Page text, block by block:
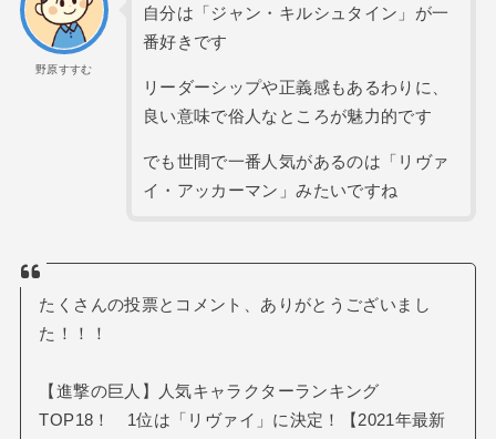
野原すすむ
自分は「ジャン・キルシュタイン」が一
番好きです
リーダーシップや正義感もあるわりに、
良い意味で俗人なところが魅力的です
でも世間で一番人気があるのは「リヴァ
イ・アッカーマン」みたいですね
たくさんの投票とコメント、ありがとうございまし
た！！！
【進撃の巨人】人気キャラクターランキング
TOP18！ 1位は「リヴァイ」に決定！【2021年最新